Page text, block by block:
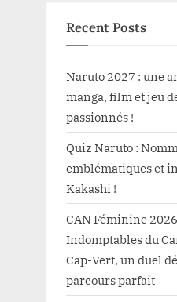
Recent Posts
Naruto 2027 : une
manga, film et jeu
passionnés !
Quiz Naruto :
emblématiques et
Kakashi !
CAN Féminine
Indomptables du
Cap-Vert, un duel
parcours parfait